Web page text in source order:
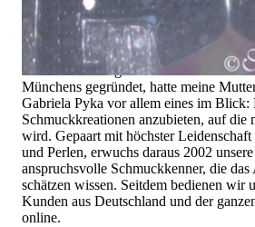
Warteschleifen.
Hochwertiger Schmuck ist mehr als
ist nicht nur unsere Überzeugung,
mit dem alles begann. 1995 als kleines
Münchens gegründet, hatte meine
Gabriela Pyka vor allem eines im Blick:
Schmuckkreationen anzubieten, auf die
wird. Gepaart mit höchster Leidenschaft
und Perlen, erwuchs daraus 2002
anspruchsvolle Schmuckkenner, die
schätzen wissen. Seitdem bedienen wir
Kunden aus Deutschland und der
online.